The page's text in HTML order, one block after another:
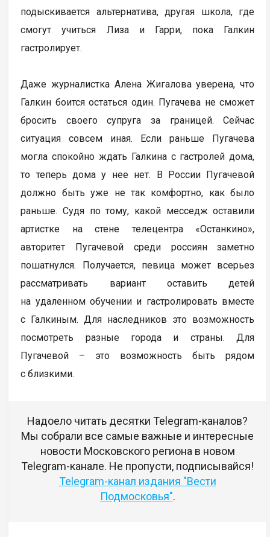
подыскивается альтернатива, другая школа, где
смогут учиться Лиза и Гарри, пока Галкин
гастролирует.
Даже журналистка Алена Жигалова уверена, что
Галкин боится остаться один. Пугачева не сможет
бросить своего супруга за границей. Сейчас
ситуация совсем иная. Если раньше Пугачева
могла спокойно ждать Галкина с гастролей дома,
то теперь дома у нее нет. В России Пугачевой
должно быть уже не так комфортно, как было
раньше. Судя по тому, какой месседж оставили
артистке на стене телецентра «Останкино»,
авторитет Пугачевой среди россиян заметно
пошатнулся. Получается, певица может всерьез
рассматривать вариант оставить детей
на удаленном обучении и гастролировать вместе
с Галкиным. Для наследников это возможность
посмотреть разные города и страны. Для
Пугачевой – это возможность быть рядом
с близкими.
Надоело читать десятки Telegram-каналов?
Мы собрали все самые важные и интересные
новости Московского региона в новом
Telegram-канале. Не пропусти, подписывайся!
Telegram-канал издания "Вести
Подмосковья".